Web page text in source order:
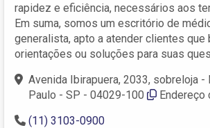
rapidez e eficiência, necessários aos
Em suma, somos um escritório de
generalista, apto a atender clientes que
orientações ou soluções para suas
Avenida Ibirapuera, 2033, sobreloja -
Paulo - SP - 04029-100
Endereço
(11) 3103-0900